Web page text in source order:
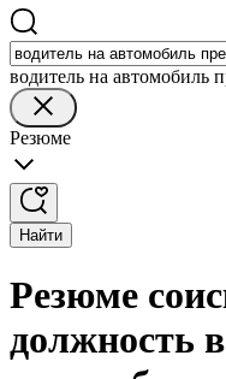
водитель на автомобиль
Резюме
Найти
Резюме
должность